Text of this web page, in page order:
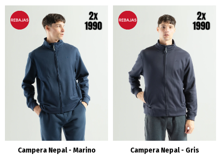
Campera Nepal - Marino
Campera Nepal - Gris